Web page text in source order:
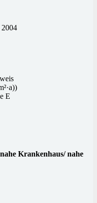
E
Krankenhaus/ nahe